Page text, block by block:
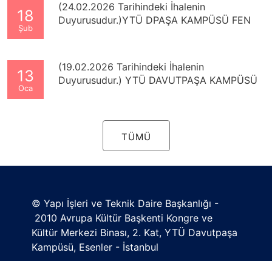
18
Şub
(24.02.2026 Tarihindeki İhalenin
Duyurusudur.)YTÜ DPAŞA KAMPÜSÜ FEN
13
Oca
(19.02.2026 Tarihindeki İhalenin
Duyurusudur.) YTÜ DAVUTPAŞA KAMPÜSÜ
TÜMÜ
© Yapı İşleri ve Teknik Daire Başkanlığı -
2010 Avrupa Kültür Başkenti Kongre ve
Kültür Merkezi Binası, 2. Kat, YTÜ Davutpaşa
Kampüsü, Esenler - İstanbul